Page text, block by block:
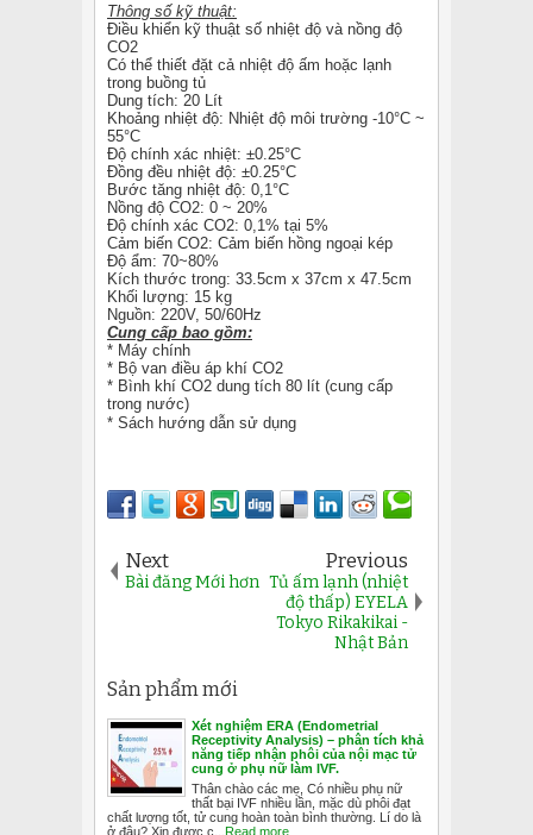
Thông số kỹ thuật:
Điều khiển kỹ thuật số nhiệt độ và nồng độ
CO2
Có thể thiết đặt cả nhiệt độ ấm hoặc lạnh
trong buồng tủ
Dung tích: 20 Lít
Khoảng nhiệt độ: Nhiệt độ môi trường -10°C ~
55°C
Độ chính xác nhiệt: ±0.25°C
Đồng đều nhiệt độ: ±0.25°C
Bước tăng nhiệt độ: 0,1°C
Nồng độ CO2: 0 ~ 20%
Độ chính xác CO2: 0,1% tại 5%
Cảm biến CO2: Cảm biến hồng ngoại kép
Độ ẩm: 70~80%
Kích thước trong: 33.5cm x 37cm x 47.5cm
Khối lượng: 15 kg
Nguồn: 220V, 50/60Hz
Cung cấp bao gồm:
* Máy chính
* Bộ van điều áp khí CO2
* Bình khí CO2 dung tích 80 lít (cung cấp
trong nước)
* Sách hướng dẫn sử dụng
Next
Bài đăng Mới hơn
Previous
Tủ ấm lạnh (nhiệt
độ thấp) EYELA
Tokyo Rikakikai -
Nhật Bản
Sản phẩm mới
Xét nghiệm ERA (Endometrial
Receptivity Analysis) – phân tích khả
năng tiếp nhận phôi của nội mạc tử
cung ở phụ nữ làm IVF.
Thân chào các mẹ, Có nhiều phụ nữ
thất bại IVF nhiều lần, mặc dù phôi đạt
chất lượng tốt, tử cung hoàn toàn bình thường. Lí do là
ở đâu? Xin được c...
Read more